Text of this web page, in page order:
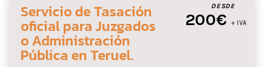
DESDE
200€ + IVA
Servicio de Tasación
oficial para Juzgados
o Administración
Pública en Teruel.